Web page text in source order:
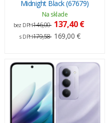
Midnight Black (67679)
Na sklade
bez DPH146,00 137,40 €
s DPH179,58 169,00 €